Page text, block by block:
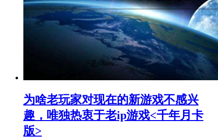
为啥老玩家对现在的新游戏不感兴
趣，唯独热衷于老ip游戏<千年月卡
版>